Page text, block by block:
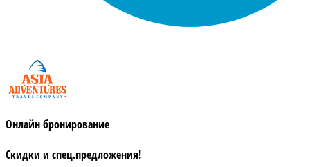
Онлайн бронирование
Скидки и спец.предложения!